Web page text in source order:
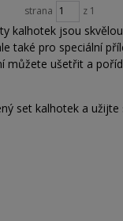
strana z 1
kalhotek jsou
také pro speciální
můžete ušetřit a
set kalhotek a užijte